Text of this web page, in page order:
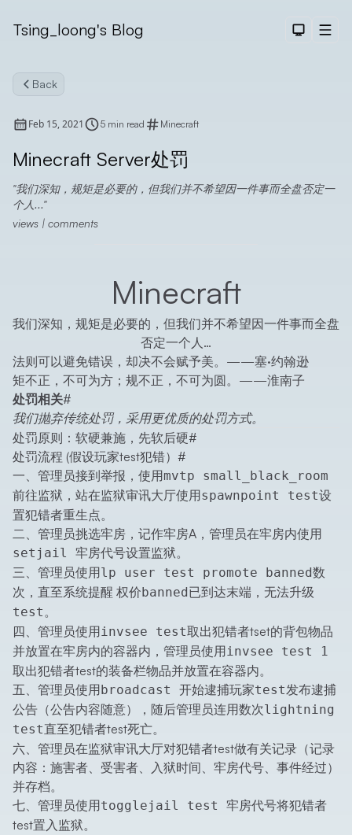
Tsing_loong's Blog
Search
Dark
Back
Feb 15, 2021 5 min read Minecraft
Minecraft Server处罚
我们深知，规矩是必要的，但我们并不希望因一件事而全盘否定一
个人...
views | comments
Minecraft
我们深知，规矩是必要的，但我们并不希望因一件事而全盘
否定一个人…
法则可以避免错误，却决不会赋予美。——塞·约翰逊
矩不正，不可为方；规不正，不可为圆。——淮南子
处罚相关#
我们抛弃传统处罚，采用更优质的处罚方式。
处罚原则：软硬兼施，先软后硬#
处罚流程 (假设玩家test犯错） #
一、管理员接到举报，使用mvtp small_black_room
前往监狱，站在监狱审讯大厅使用spawnpoint test设
置犯错者重生点。
二、管理员挑选牢房，记作牢房A，管理员在牢房内使用
setjail 牢房代号设置监狱。
三、管理员使用lp user test promote banned数
次，直至系统提醒 权价banned已到达末端，无法升级
test。
四、管理员使用invsee test取出犯错者tset的背包物品
并放置在牢房内的容器内，管理员使用invsee test 1
取出犯错者test的装备栏物品并放置在容器内。
五、管理员使用broadcast 开始逮捕玩家test发布逮捕
公告（公告内容随意），随后管理员连用数次lightning
test直至犯错者test死亡。
六、管理员在监狱审讯大厅对犯错者test做有关记录（记录
内容：施害者、受害者、入狱时间、牢房代号、事件经过）
并存档。
七、管理员使用togglejail test 牢房代号将犯错者
test置入监狱。